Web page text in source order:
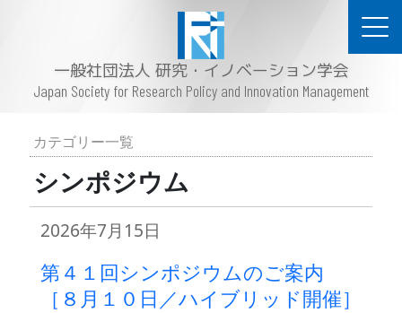
一般社団法人 研究・イノベーション学会
Japan Society for Research Policy and Innovation Management
カテゴリー一覧
シンポジウム
2026年7月15日
第４１回シンポジウムのご案内
［８月１０日／ハイブリッド開催］